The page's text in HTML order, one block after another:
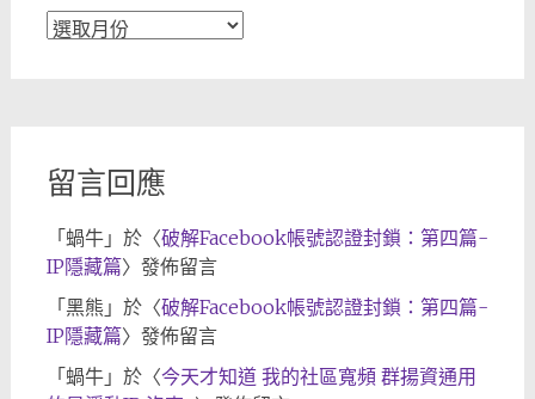
文
留言回應
「 蝸牛」於〈破解Facebook帳號認證封鎖：第四篇-
IP隱藏篇〉發佈留言
「 黑熊 」於〈破解Facebook帳號認證封鎖：第四篇-
IP隱藏篇〉發佈留言
「 蝸牛」於〈今天才知道 我的社區寬頻 群揚資通用